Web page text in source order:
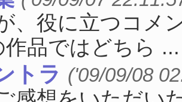
、役に立つコメ
作品ではどちら ...
トラ ('09/09/08